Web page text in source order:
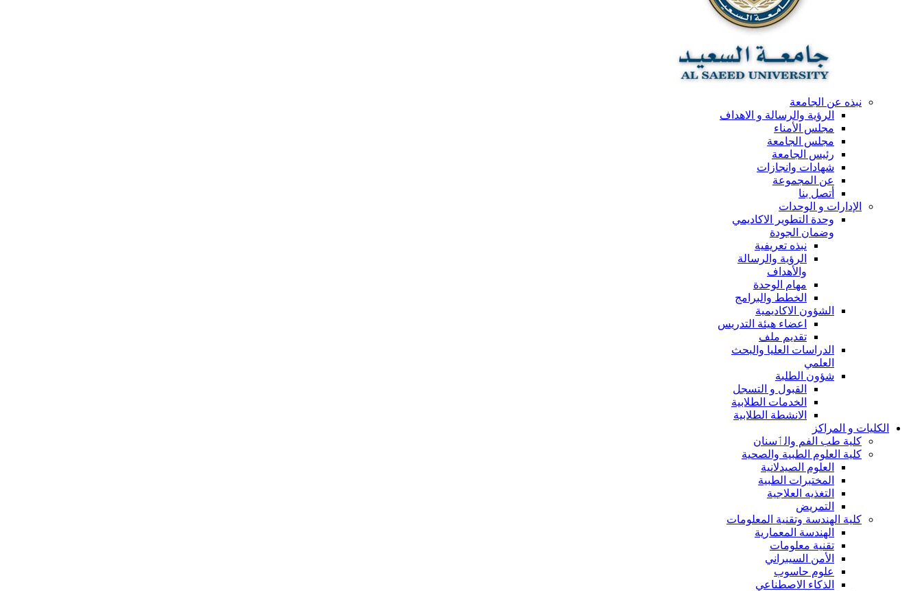
نبذه عن الجامعة
الرؤية والرسالة و الاهداف
مجلس الأمناء
مجلس الجامعة
رئيس الجامعة
شهادات وانجازات
عن المجموعة
أتصل بنا
الإدارات و الوحدات
وحدة التطوير الاكاديمي
وضمان الجودة
نبذه تعريفية
الرؤية والرسالة
والأهداف
مهام الوحدة
الخطط والبرامج
الشؤون الاكاديمية
اعضاء هيئة التدريس
تقديم ملف
الدراسات العليا والبحث
العلمي
شؤون الطلبة
القبول و التسجل
الخدمات الطلابية
الانشطة الطلابية
الكليات و المراكز
كلية طب الفم والٲسنان
كلية العلوم الطبية والصحية
العلوم الصيدلانية
المختبرات الطبية
التغذيه العلاجية
التمريض
كلية الهندسة وتقنية المعلومات
الهندسة المعمارية
تقنية معلومات
الأمن السيبراني
علوم حاسوب
الذكاء الاصطناعي